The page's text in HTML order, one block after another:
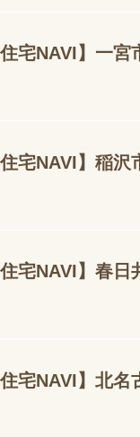
住宅NAVI】一宮
住宅NAVI】稲沢
住宅NAVI】春日
住宅NAVI】北名